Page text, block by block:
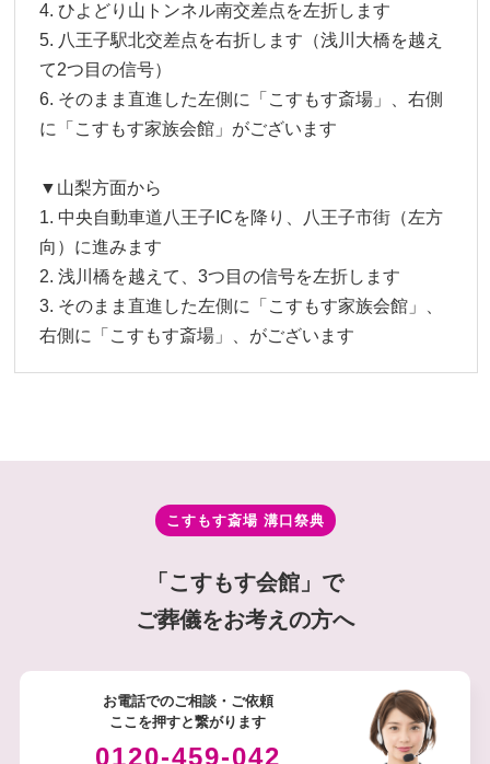
4. ひよどり⼭トンネル南交差点を左折します
5. ⼋王⼦駅北交差点を右折します（浅川⼤橋を越え
て2つ⽬の信号）
6. そのまま直進した左側に「こすもす斎場」、右側
に「こすもす家族会館」がございます
▼山梨方面から
1. 中央⾃動⾞道⼋王⼦ICを降り、⼋王⼦市街（左⽅
向）に進みます
2. 浅川橋を越えて、3つ⽬の信号を左折します
3. そのまま直進した左側に「こすもす家族会館」、
右側に「こすもす斎場」、がございます
こすもす斎場 溝⼝祭典
「こすもす会館」で
ご葬儀をお考えの方へ
お電話でのご相談・ご依頼
ここを押すと繋がります
0120-459-042